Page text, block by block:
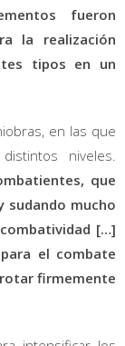
fueron
la realización
tipos en un
en las que
niveles.
que
sudando mucho
[…]
el combate
firmemente